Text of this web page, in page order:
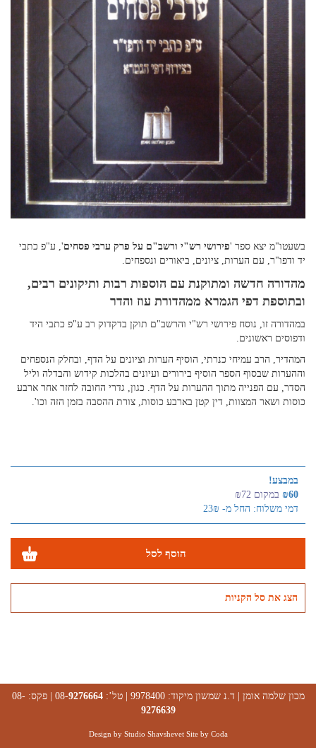
בשעטו"מ יצא ספר 'פירושי רש"י ורשב"ם על פרק ערבי פסחים', ע"פ כתבי
יד ודפו"ר, עם הערות, ציונים, ביאורים ונספחים.
מהדורה חדשה ומתוקנת עם הוספות רבות ותיקונים רבים,
ובתוספת דפי הגמרא ממהדורת עוז והדר
במהדורה זו, נוסח פירושי רש"י והרשב"ם תוקן בדקדוק רב ע"פ כתבי היד
ודפוסים ראשונים.
המהדיר, הרב עמיחי כנרתי, הוסיף הערות וציונים על הדף, ובחלק הנספחים
וההערות שבסוף הספר הוסיף בירורים ועיונים בהלכות קידוש והבדלה וליל
הסדר, עם הפנייה מתוך ההערות על הדף. כגון, גדרי החובה לחזר אחר ארבע
כוסות ושאר המצוות, דין קטן בארבע כוסות, צורת ההסבה בזמן הזה וכו'.
במבצע!
₪60 במקום ₪72
דמי משלוח: החל מ- 23₪
הוסף לסל
הצג את סל הקניות
מכון שלמה אומן | ד.נ שמשון מיקוד: 9978400 | טל’: 08- 9276664
| פקס: 08-
9276639
Design by Studio Shavshevet Site by Coda